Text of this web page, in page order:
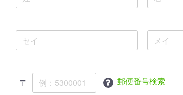
〒 郵便番号検索